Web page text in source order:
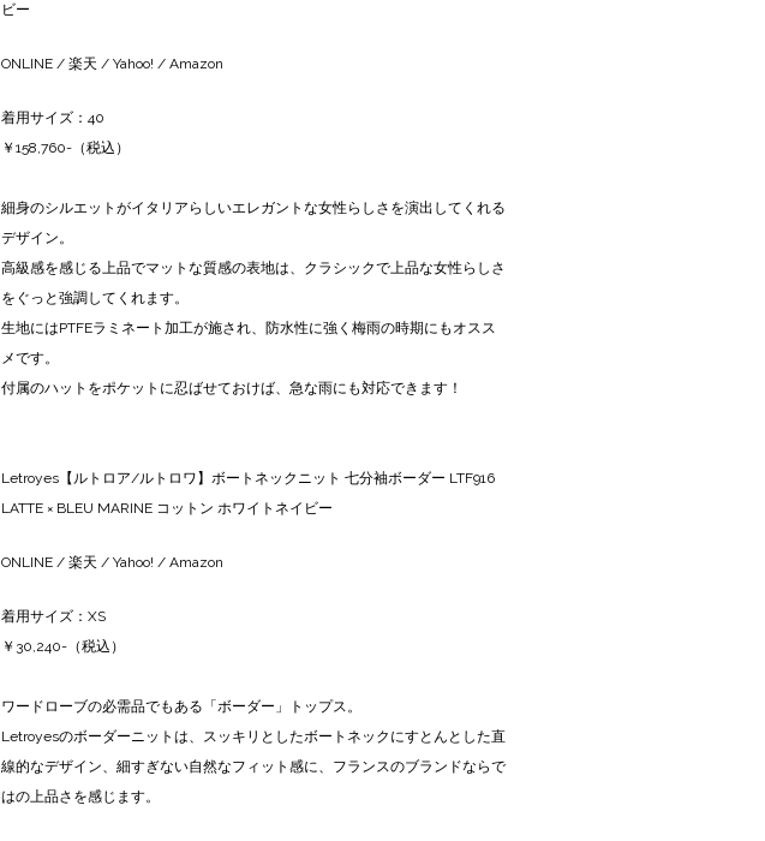
ビー
ONLINE /楽天 /Yahoo! /Amazon
着用サイズ：40
￥158,760-（税込）
細身のシルエットがイタリアらしいエレガントな女性らしさを演出してくれる
デザイン。
高級感を感じる上品でマットな質感の表地は、クラシックで上品な女性らしさ
をぐっと強調してくれます。
生地にはPTFEラミネート加工が施され、防水性に強く梅雨の時期にもオスス
メです。
付属のハットをポケットに忍ばせておけば、急な雨にも対応できます！
Letroyes【ルトロア/ルトロワ】ボートネックニット 七分袖ボーダー LTF916
LATTE × BLEU MARINE コットン ホワイトネイビー
ONLINE /楽天 /Yahoo! /Amazon
着用サイズ：XS
￥30,240-（税込）
ワードローブの必需品でもある「ボーダー」トップス。
Letroyesのボーダーニットは、スッキリとしたボートネックにすとんとした直
線的なデザイン、細すぎない自然なフィット感に、フランスのブランドならで
はの上品さを感じます。